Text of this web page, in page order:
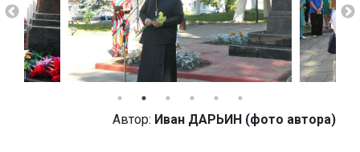
Автор: Иван ДАРЬИН (фото автора)